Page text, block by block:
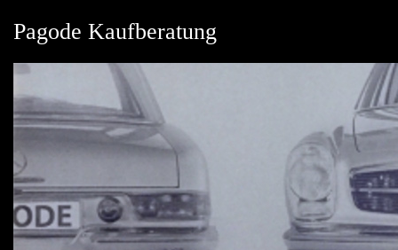
Pagode Kaufberatung